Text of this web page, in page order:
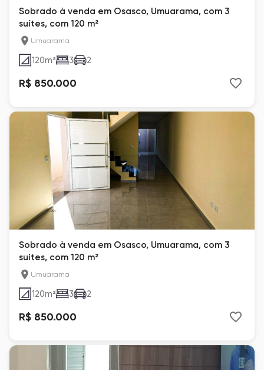
Sobrado à venda em Osasco, Umuarama, com 3
suítes, com 120 m²
Umuarama
120m² 3 2
R$ 850.000
Sobrado à venda em Osasco, Umuarama, com 3
suítes, com 120 m²
Umuarama
120m² 3 2
R$ 850.000